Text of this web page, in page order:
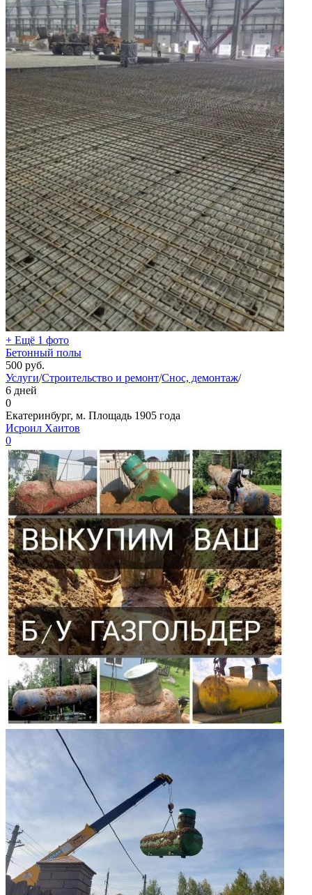
+ Ещё 1 фото
Бетонный полы
500 руб.
Услуги/Строительство и ремонт/Снос, демонтаж/
6 дней
0
Екатеринбург, м. Площадь 1905 года
Исроил Хаитов
0